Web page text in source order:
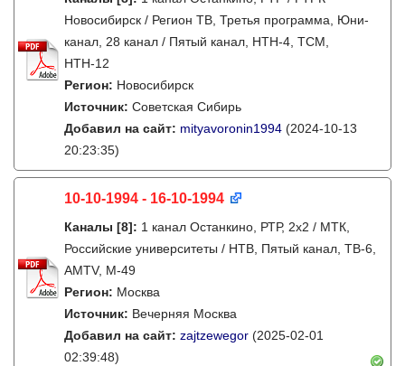
Новосибирск / Регион ТВ, Третья программа, Юни-
канал, 28 канал / Пятый канал, НТН-4, ТСМ,
НТН-12
Регион: Новосибирск
Источник: Советская Сибирь
Добавил на сайт: mityavoronin1994 (2024-10-13
20:23:35)
10-10-1994 - 16-10-1994
Каналы [8]: 1 канал Останкино, РТР, 2х2 / МТК,
Российские университеты / НТВ, Пятый канал, ТВ-6,
AMTV, М-49
Регион: Москва
Источник: Вечерняя Москва
Добавил на сайт: zajtzewegor (2025-02-01
02:39:48)